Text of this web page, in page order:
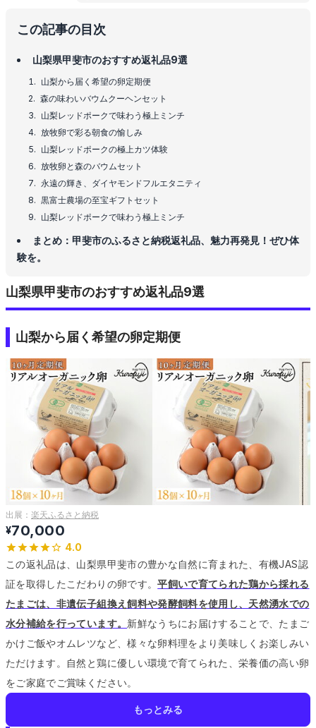
この記事の目次
山梨県甲斐市のおすすめ返礼品9選
山梨から届く希望の卵定期便
森の味わいバウムクーヘンセット
山梨レッドポークで味わう極上ミンチ
放牧卵で彩る朝食の愉しみ
山梨レッドポークの極上カツ体験
放牧卵と森のバウムセット
永遠の輝き、ダイヤモンドフルエタニティ
黒富士農場の至宝ギフトセット
山梨レッドポークで味わう極上ミンチ
まとめ：甲斐市のふるさと納税返礼品、魅力再発見！ぜひ体
験を。
山梨県甲斐市のおすすめ返礼品9選
山梨から届く希望の卵定期便
出展： 楽天ふるさと納税
¥70,000
4.0
この返礼品は、山梨県甲斐市の豊かな自然に育まれた、有機JAS認
証を取得したこだわりの卵です。平飼いで育てられた鶏から採れる
たまごは、非遺伝子組換え飼料や発酵飼料を使用し、天然湧水での
水分補給を行っています。 新鮮なうちにお届けすることで、たまご
かけご飯やオムレツなど、様々な卵料理をより美味しくお楽しみい
ただけます。
自然と鶏に優しい環境で育てられた、栄養価の高い卵
をご家庭でご賞味ください。
もっとみる